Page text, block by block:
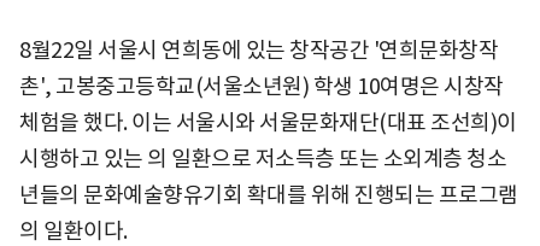
8월22일 서울시 연희동에 있는 창작공간 '연희문화창작
촌', 고봉중고등학교(서울소년원) 학생 10여명은 시창작
체험을 했다. 이는 서울시와 서울문화재단(대표 조선희)이
시행하고 있는 의 일환으로 저소득층 또는 소외계층 청소
년들의 문화예술향유기회 확대를 위해 진행되는 프로그램
의 일환이다.